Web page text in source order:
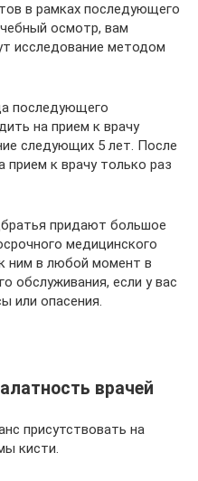
в рамках последующего
осмотр, вам
исследование методом
последующего
на прием к врачу
следующих 5 лет. После
прием к врачу только раз
придают большое
медицинского
ним в любой момент в
обслуживания, если у вас
или опасения.
врачей
присутствовать на
кисти.